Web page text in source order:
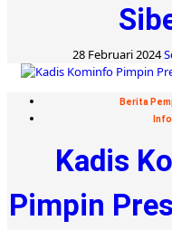
28 Februari 2024
Berita
Kadis
Pimpin